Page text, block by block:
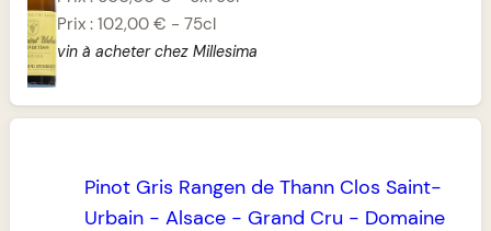
Prix : 102,00 € - 75cl
vin à acheter chez Millesima
Pinot Gris Rangen de Thann Clos Saint-
Urbain- Alsace- Grand Cru - Domaine